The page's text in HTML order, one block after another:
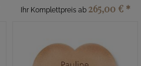
Ihr Komplettpreis ab 265,00 € *